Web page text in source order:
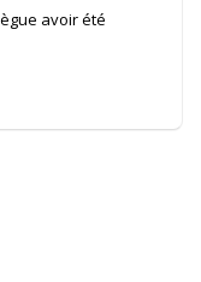
avoir été